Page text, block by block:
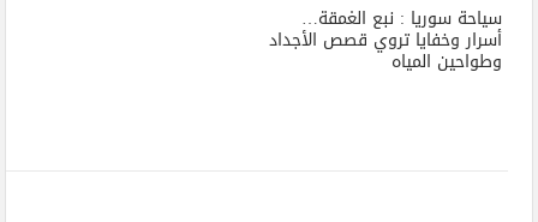
سياحة سوريا : نبع الغمقة…
أسرار وخفايا تروي قصص الأجداد
وطواحين المياه